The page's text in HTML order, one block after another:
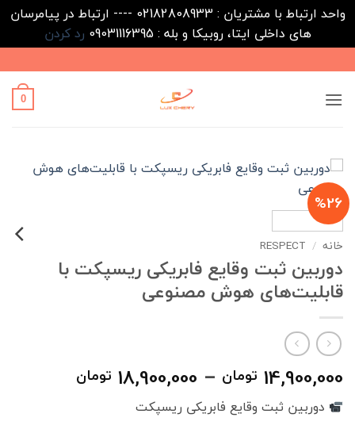
واحد ارتباط با مشتریان : 02182808933 ---- ارتباط در پیامرسان
های داخلی ایتا، روبیکا و بله : 09031116395
رد کردن
to
content
0
%26
خانه /
RESPECT
دوربین ثبت وقایع فابریکی ریسپکت با
قابلیت‌های هوش مصنوعی
14,900,000 تومان –
18,900,000 تومان
دوربین ثبت وقایع فابریکی ریسپکت